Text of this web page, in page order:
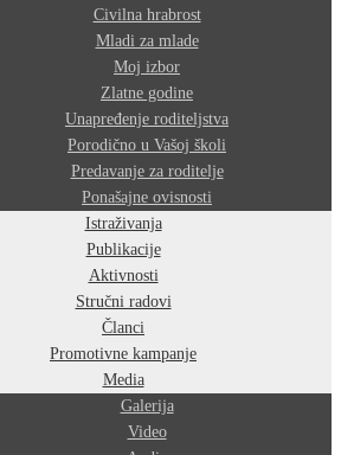
Civilna hrabrost
Mladi za mlade
Moj izbor
Zlatne godine
Unapređenje roditeljstva
Porodično u Vašoj školi
Predavanje za roditelje
Ponašajne ovisnosti
Istraživanja
Publikacije
Aktivnosti
Stručni radovi
Članci
Promotivne kampanje
Media
Galerija
Video